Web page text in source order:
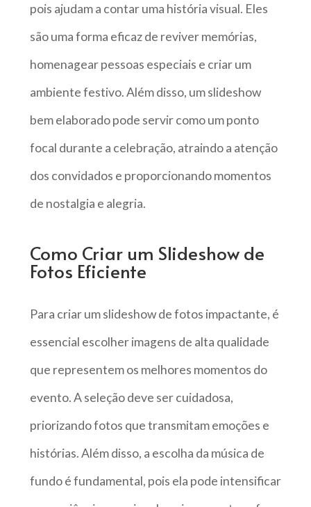
pois ajudam a contar uma história visual. Eles
são uma forma eficaz de reviver memórias,
homenagear pessoas especiais e criar um
ambiente festivo. Além disso, um slideshow
bem elaborado pode servir como um ponto
focal durante a celebração, atraindo a atenção
dos convidados e proporcionando momentos
de nostalgia e alegria.
Como Criar um Slideshow de
Fotos Eficiente
Para criar um slideshow de fotos impactante, é
essencial escolher imagens de alta qualidade
que representem os melhores momentos do
evento. A seleção deve ser cuidadosa,
priorizando fotos que transmitam emoções e
histórias. Além disso, a escolha da música de
fundo é fundamental, pois ela pode intensificar